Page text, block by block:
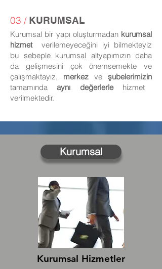
03 /KURUMSAL
Kurumsal bir yapı oluşturmadan kurumsal
hizmetverilemeyeceğini iyi bilmekteyiz
bu sebeple kurumsal altyapımızın daha
da gelişmesini çok önemsemekte ve
çalışmaktayız, merkez ve şubelerimizin
tamamındaaynı değerlerlehizmet
verilmektedir.
Kurumsal
Kurumsal Hizmetler